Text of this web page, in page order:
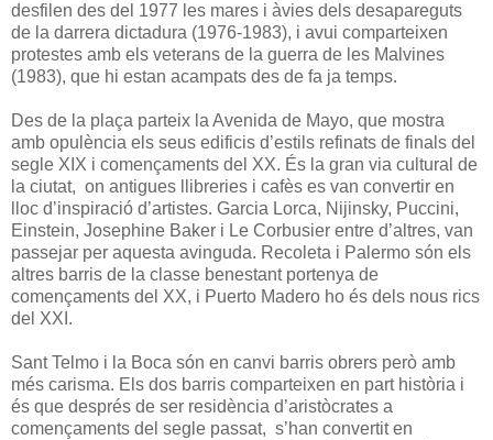
desfilen des del 1977 les mares i àvies dels desapareguts
de la darrera dictadura (1976-1983), i avui comparteixen
protestes amb els veterans de la guerra de les Malvines
(1983), que hi estan acampats des de fa ja temps.
Des de la plaça parteix la Avenida de Mayo, que mostra
amb opulència els seus edificis d’estils refinats de finals del
segle XIX i començaments del XX. És la gran via cultural de
la ciutat, on antigues llibreries i cafès es van convertir en
lloc d’inspiració d’artistes. Garcia Lorca, Nijinsky, Puccini,
Einstein, Josephine Baker i Le Corbusier entre d’altres, van
passejar per aquesta avinguda. Recoleta i Palermo són els
altres barris de la classe benestant portenya de
començaments del XX, i Puerto Madero ho és dels nous rics
del XXI.
Sant Telmo i la Boca són en canvi barris obrers però amb
més carisma. Els dos barris comparteixen en part història i
és que després de ser residència d’aristòcrates a
començaments del segle passat, s’han convertit en